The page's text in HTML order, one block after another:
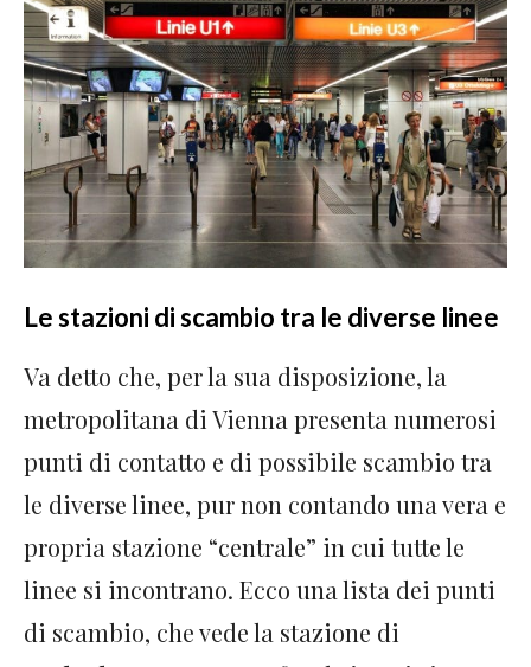
Le stazioni di scambio tra le diverse linee
Va detto che, per la sua disposizione, la
metropolitana di Vienna presenta numerosi
punti di contatto e di possibile scambio tra
le diverse linee, pur non contando una vera e
propria stazione “centrale” in cui tutte le
linee si incontrano. Ecco una lista dei punti
di scambio, che vede la stazione di